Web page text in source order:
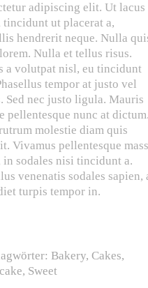
adipiscing elit. Ut lacus
tincidunt ut placerat a,
hendrerit neque. Nulla
Nulla et tellus risus.
a volutpat nisl, eu tincidunt
tempor at justo vel
Sed nec justo ligula. Mauris
pellentesque nunc at dictum.
molestie diam quis
Vivamus pellentesque
in sodales nisi tincidunt a.
venenatis sodales sapien,
turpis tempor in.
Bakery, Cakes,
, Sweet